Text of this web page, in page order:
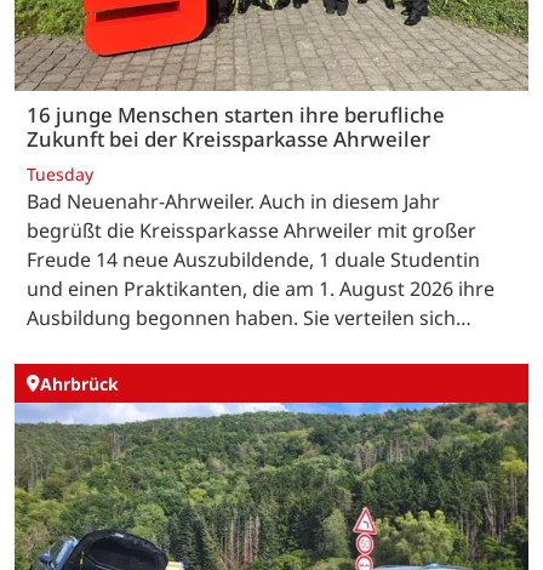
16 junge Menschen starten ihre berufliche
Zukunft bei der Kreissparkasse Ahrweiler
Tuesday
Bad Neuenahr-Ahrweiler. Auch in diesem Jahr
begrüßt die Kreissparkasse Ahrweiler mit großer
Freude 14 neue Auszubildende, 1 duale Studentin
und einen Praktikanten, die am 1. August 2026 ihre
Ausbildung begonnen haben. Sie verteilen sich…
Ahrbrück